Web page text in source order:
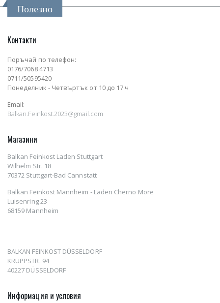
Полезно
Контакти
Поръчай по телефон:
0176/7068 4713
0711/50595420
Понеделник - Четвъртък от 10 до 17 ч
Email:
Balkan.Feinkost.2023@gmail.com
Магазини
Balkan Feinkost Laden Stuttgart
Wilhelm Str. 18
70372 Stuttgart-Bad Cannstatt
Balkan Feinkost Mannheim - Laden Cherno More
Luisenring 23
68159 Mannheim
BALKAN FEINKOST DÜSSELDORF
KRUPPSTR. 94
40227 DÜSSELDORF
Информация и условия